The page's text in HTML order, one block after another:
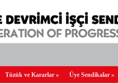
Tüzük ve Kararlar » Üye Sendikalar »